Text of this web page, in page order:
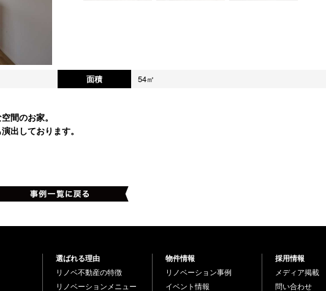
面積 54㎡
間のお家。
出しております。
選ばれる理由
リノベ不動産の特徴
リノベーションメニュー
物件情報
リノベーション事例
イベント情報
採用情報
メディア掲載
問い合わせ